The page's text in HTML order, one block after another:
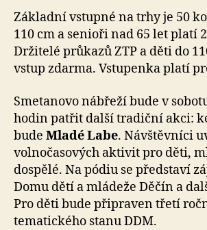
Základní vstupné na trhy je 50
110 cm a senioři nad 65 let platí
Držitelé průkazů ZTP a děti do
vstup zdarma. Vstupenka platí
Smetanovo nábřeží bude v
hodin patřit další tradiční akci:
bude Mladé Labe. Návštěvníci
volnočasových aktivit pro děti,
dospělé. Na pódiu se představí
Domu dětí a mládeže Děčín a
Pro děti bude připraven třetí
tematického stanu DDM.